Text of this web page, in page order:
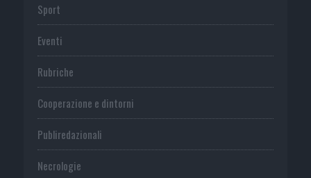
Sport
Eventi
Rubriche
Cooperazione e dintorni
Publiredazionali
Necrologie